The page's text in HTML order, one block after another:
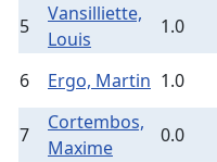
5
Vansilliette,
Louis
1.0
6 Ergo, Martin 1.0
7
Cortembos,
Maxime
0.0